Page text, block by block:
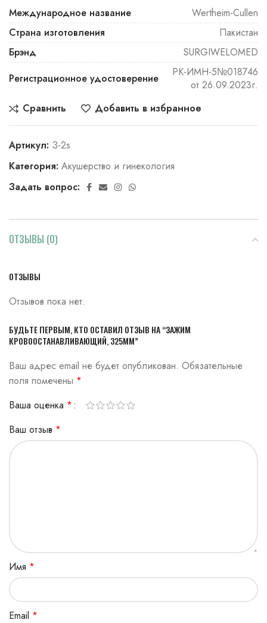
Международное название
Wertheim-Cullen
Страна изготовления
Пакистан
Брэнд
SURGIWELOMED
Регистрационное удостоверение
РК-ИМН-5№018746
от 26.09.2023г.
Сравнить
Добавить в избранное
Артикул: З-2s
Категория: Акушерство и гинекология
Задать вопрос:
ОТЗЫВЫ (0)
ОТЗЫВЫ
Отзывов пока нет.
БУДЬТЕ ПЕРВЫМ, КТО ОСТАВИЛ ОТЗЫВ НА “ЗАЖИМ
КРОВООСТАНАВЛИВАЮЩИЙ, 325ММ”
Ваш адрес email не будет опубликован. Обязательные
поля помечены *
Ваша оценка *
Ваш отзыв *
Имя *
Email *